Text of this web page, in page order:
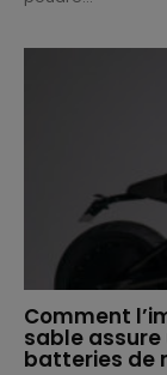
Comment
sable assure
batteries de